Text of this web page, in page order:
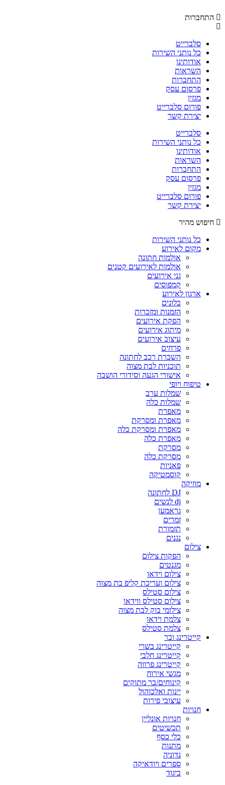
התחברות
סלברייט
כל נותני השירות
אודותינו
השראות
התחברות
פרסום עסק
מגזין
פורום סלברייט
יצירת קשר
סלברייט
כל נותני השירות
אודותינו
השראות
התחברות
פרסום עסק
מגזין
פורום סלברייט
יצירת קשר
חיפוש מהיר
כל נותני השירות
מקום לאירוע
אולמות חתונה
אולמות לאירועים קטנים
גני אירועים
קמפוסים
ארגון לאירוע
בלונים
הזמנות ומזכרות
הפקת אירועים
מיתוג אירועים
עיצוב אירועים
פרחים
השכרת רכב לחתונה
תוכניות לבת מצוה
אישורי הגעה וסידורי הושבה
טיפוח ויופי
שמלות ערב
שמלות כלה
מאפרת
מאפרת ומסרקת
מאפרת ומסרקת כלה
מאפרת כלה
מסרקת
מסרקת כלה
פאניות
קוסמטיקה
מוזיקה
DJ לחתונה
dj לנשים
גראמען
זמרים
תזמורת
נגנים
צילום
הפקות צילום
מגנטים
צילום וידאו
צילום ועריכת קליפ בת מצוה
צילום סטילס
צילום סטילס ווידאו
צילומי בוק לבת מצוה
צלמת וידאו
צלמת סטילס
קייטרינג ובר
קייטרינג בשרי
קייטרינג חלבי
קייטרינג פרווה
מגשי אירוח
קינוחים/בר מתוקים
יינות ואלכוהול
עיצובי פירות
חנויות
חנויות אונליין
תכשיטים
כלי כסף
מתנות
נדוניה
ספרים ויודאיקה
ביגוד